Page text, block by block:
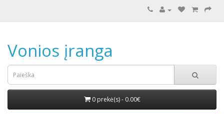
Vonios įranga
0 prekė(s) - 0.00€